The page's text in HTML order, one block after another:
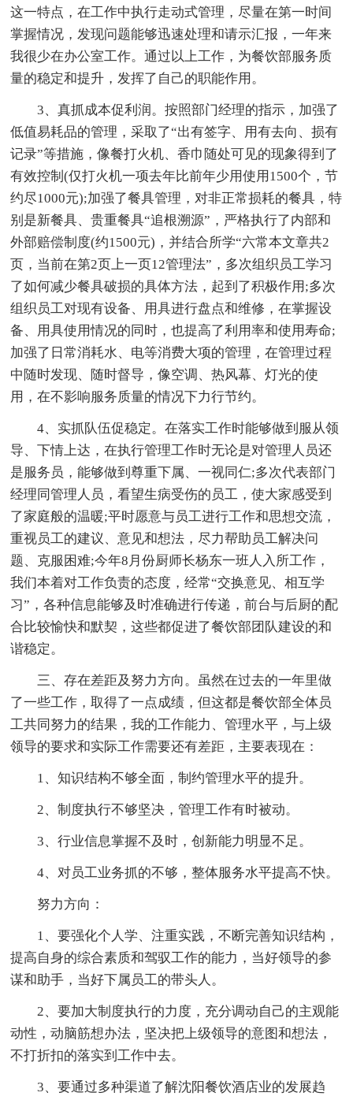
这一特点，在工作中执行走动式管理，尽量在第一时间
掌握情况，发现问题能够迅速处理和请示汇报，一年来
我很少在办公室工作。通过以上工作，为餐饮部服务质
量的稳定和提升，发挥了自己的职能作用。
3、真抓成本促利润。按照部门经理的指示，加强了
低值易耗品的管理，采取了“出有签字、用有去向、损有
记录”等措施，像餐打火机、香巾随处可见的现象得到了
有效控制(仅打火机一项去年比前年少用使用1500个，节
约尽1000元);加强了餐具管理，对非正常损耗的餐具，特
别是新餐具、贵重餐具“追根溯源”，严格执行了内部和
外部赔偿制度(约1500元)，并结合所学“六常本文章共2
页，当前在第2页上一页12管理法”，多次组织员工学习
了如何减少餐具破损的具体方法，起到了积极作用;多次
组织员工对现有设备、用具进行盘点和维修，在掌握设
备、用具使用情况的同时，也提高了利用率和使用寿命;
加强了日常消耗水、电等消费大项的管理，在管理过程
中随时发现、随时督导，像空调、热风幕、灯光的使
用，在不影响服务质量的情况下力行节约。
4、实抓队伍促稳定。在落实工作时能够做到服从领
导、下情上达，在执行管理工作时无论是对管理人员还
是服务员，能够做到尊重下属、一视同仁;多次代表部门
经理同管理人员，看望生病受伤的员工，使大家感受到
了家庭般的温暖;平时愿意与员工进行工作和思想交流，
重视员工的建议、意见和想法，尽力帮助员工解决问
题、克服困难;今年8月份厨师长杨东一班人入所工作，
我们本着对工作负责的态度，经常“交换意见、相互学
习”，各种信息能够及时准确进行传递，前台与后厨的配
合比较愉快和默契，这些都促进了餐饮部团队建设的和
谐稳定。
三、存在差距及努力方向。虽然在过去的一年里做
了一些工作，取得了一点成绩，但这都是餐饮部全体员
工共同努力的结果，我的工作能力、管理水平，与上级
领导的要求和实际工作需要还有差距，主要表现在：
1、知识结构不够全面，制约管理水平的提升。
2、制度执行不够坚决，管理工作有时被动。
3、行业信息掌握不及时，创新能力明显不足。
4、对员工业务抓的不够，整体服务水平提高不快。
努力方向：
1、要强化个人学、注重实践，不断完善知识结构，
提高自身的综合素质和驾驭工作的能力，当好领导的参
谋和助手，当好下属员工的带头人。
2、要加大制度执行的力度，充分调动自己的主观能
动性，动脑筋想办法，坚决把上级领导的意图和想法，
不打折扣的落实到工作中去。
3、要通过多种渠道了解沈阳餐饮酒店业的发展趋